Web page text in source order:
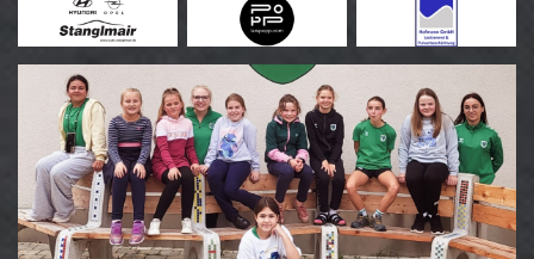
Terminkalender
Sponsoren
Verein
Kontaktformular
TSV Murnau 1865 e. V.